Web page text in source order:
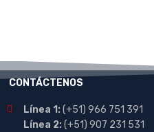
CONTÁCTENOS
Línea 1:(+51) 966 751 391
Línea 2:(+51) 907 231 531